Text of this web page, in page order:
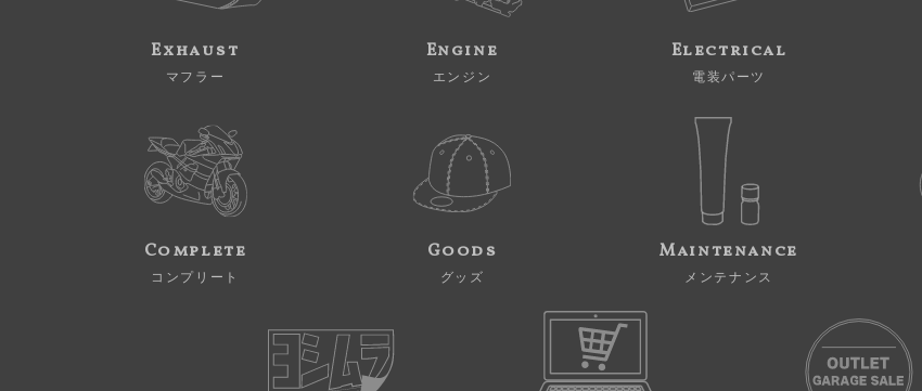
Exhaust
マフラー
Engine
エンジン
Electrical
電装パーツ
Complete
コンプリート
Goods
グッズ
Maintenance
メンテナンス